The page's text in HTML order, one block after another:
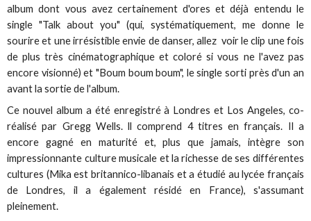
album dont vous avez certainement d'ores et déjà entendu le
single "Talk about you" (qui, systématiquement, me donne le
sourire et une irrésistible envie de danser, allez voir le clip une fois
de plus très cinématographique et coloré si vous ne l'avez pas
encore visionné) et "Boum boum boum", le single sorti près d'un an
avant la sortie de l'album.
Ce nouvel album a été enregistré à Londres et Los Angeles, co-
réalisé par Gregg Wells. ll comprend 4 titres en français. Il a
encore gagné en maturité et, plus que jamais, intègre son
impressionnante culture musicale et la richesse de ses différentes
cultures (Mika est britannico-libanais et a étudié au lycée français
de Londres, il a également résidé en France), s'assumant
pleinement.